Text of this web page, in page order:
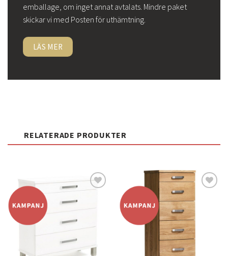
emballage, om inget annat avtalats. Mindre paket
skickar vi med Posten för uthämtning.
LÄS MER
RELATERADE PRODUKTER
önskelistan
önskelistan